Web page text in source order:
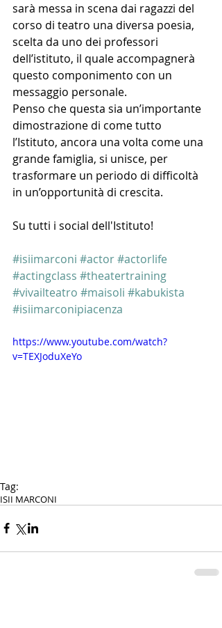
sarà messa in scena dai ragazzi del
corso di teatro una diversa poesia,
scelta da uno dei professori
dell’istituto, il quale accompagnerà
questo componimento con un
messaggio personale.
Penso che questa sia un’importante
dimostrazione di come tutto
l’Istituto, ancora una volta come una
grande famiglia, si unisce, per
trasformare un periodo di difficoltà
in un’opportunità di crescita.
Su tutti i social dell'Istituto!
#isiimarconi #actor#actorlife
#actingclass #theatertraining
#vivailteatro #maisoli #kabukista
#isiimarconipiacenza
https://www.youtube.com/watch?
v=TEXJoduXeYo
Tag:
ISII MARCONI